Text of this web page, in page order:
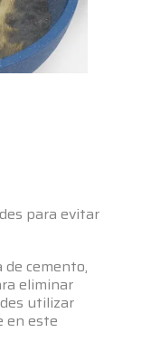
para evitar
de cemento,
eliminar
utilizar
en este